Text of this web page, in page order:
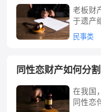
导下完
离婚如
及财产
夫妻双
通过协
规定。
李，婚
老板财
于遗产
算等情
割规则
过协商
产分割
婚财产
则；公
公司财
民事类
同性恋财产如何分
在我国
同性恋